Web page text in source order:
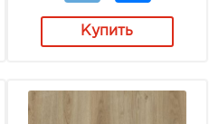
Купить